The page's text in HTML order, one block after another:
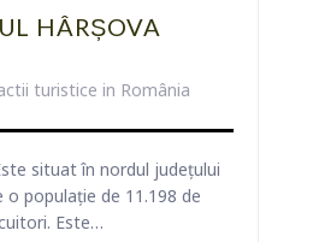
HÂRȘOVA
turistice in România
situat în nordul județului
o populație de 11.198 de
Este…
ISTORIC
DOBRICI